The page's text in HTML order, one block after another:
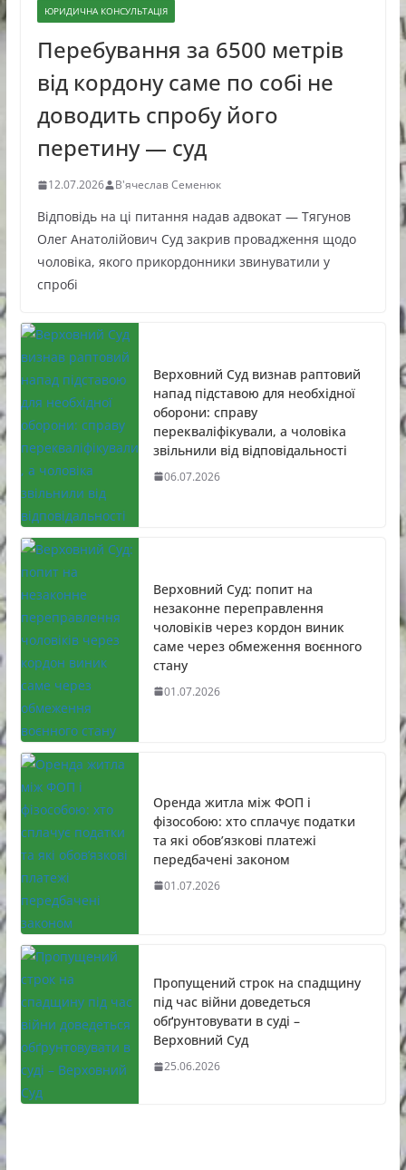
ЮРИДИЧНА КОНСУЛЬТАЦІЯ
Перебування за 6500 метрів
від кордону саме по собі не
доводить спробу його
перетину — суд
12.07.2026 В'ячеслав Семенюк
Відповідь на ці питання надав адвокат — Тягунов
Олег Анатолійович Суд закрив провадження щодо
чоловіка, якого прикордонники звинуватили у
спробі
Верховний Суд визнав раптовий
напад підставою для необхідної
оборони: справу
перекваліфікували, а чоловіка
звільнили від відповідальності
06.07.2026
Верховний Суд: попит на
незаконне переправлення
чоловіків через кордон виник
саме через обмеження воєнного
стану
01.07.2026
Оренда житла між ФОП і
фізособою: хто сплачує податки
та які обов’язкові платежі
передбачені законом
01.07.2026
Пропущений строк на спадщину
під час війни доведеться
обґрунтовувати в суді –
Верховний Суд
25.06.2026